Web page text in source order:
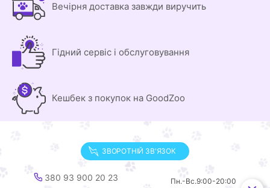
Вечірня доставка завжди виручить
Гідний сервіс і обслуговування
Кешбек з покупок на GoodZoo
ЗВОРОТНІЙ ЗВ'ЯЗОК
380 93 900 20 23 Пн.-Вс.9:00-20:00